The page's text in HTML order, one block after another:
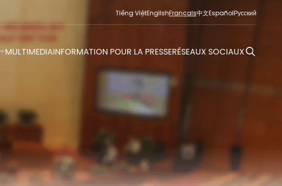
Tiếng ViệtEnglishFrançais中文EspañolРусский
MULTIMEDIAINFORMATION POUR LA PRESSERÉSEAUX SOCIAUX